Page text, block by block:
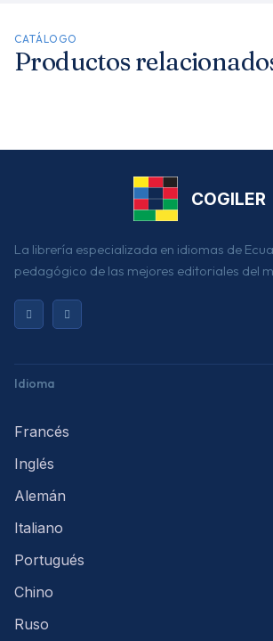
CATÁLOGO
Productos
COGILER
La librería especializada en idiomas de
pedagógico de las mejores editoriales del
Idioma
Francés
Inglés
Alemán
Italiano
Portugués
Chino
Ruso